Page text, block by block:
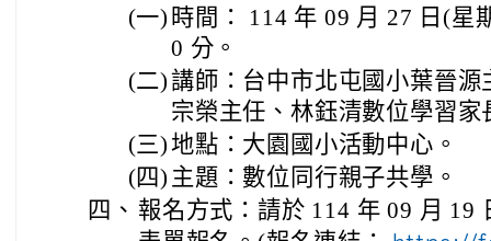
(一) 時間： 114 年 09 月 27 日(星
0 分。
(二)講師：台中市北屯國小葉晉
宗榮主任、林鈺清數位學習家
(三)地點：大園國小活動中心。
(四) 主題：數位同行親子共學。
四、 報名方式：請於 114 年 09 月 19